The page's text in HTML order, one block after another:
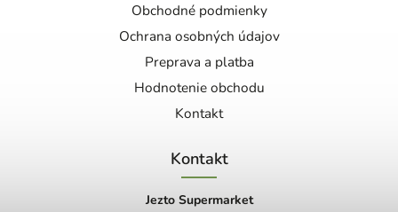
Obchodné podmienky
Ochrana osobných údajov
Preprava a platba
Hodnotenie obchodu
Kontakt
Kontakt
Jezto Supermarket